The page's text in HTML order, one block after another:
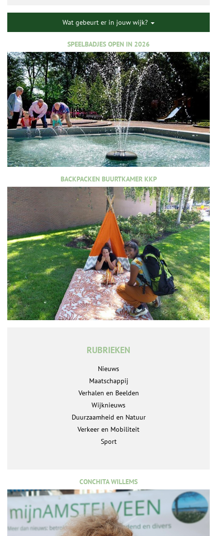
Wat gebeurt er in jouw wijk?
SPEELBADJES OPEN IN 2026
BACKPACKEN BUURTKAMER KKP
RUBRIEKEN
Nieuws
Maatschappij
Verhalen en Beelden
Wijknieuws
Duurzaamheid en Natuur
Verkeer en Mobiliteit
Sport
CONCHITA WILLEMS